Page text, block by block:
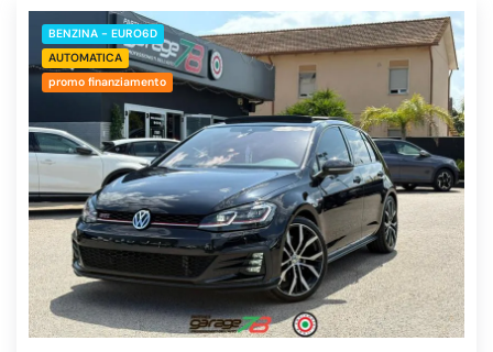
BENZINA - EURO6D
AUTOMATICA
promo finanziamento